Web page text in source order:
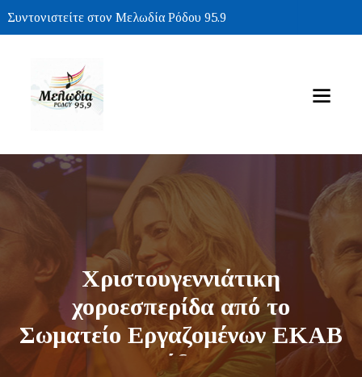
Συντονιστείτε στον Μελωδία Ρόδου 95.9
Χριστουγεννιάτικη
χοροεσπερίδα από το
Σωματείο Εργαζομένων ΕΚΑΒ
Ρόδου